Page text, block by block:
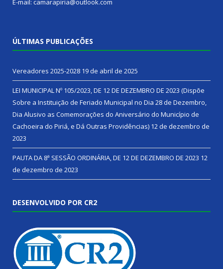
E-mail: camarapiria@outlook.com
ÚLTIMAS PUBLICAÇÕES
Vereadores 2025-2028 19 de abril de 2025
LEI MUNICIPAL Nº 105/2023, DE 12 DE DEZEMBRO DE 2023 (Dispõe
Sobre a Instituição de Feriado Municipal no Dia 28 de Dezembro,
Dia Alusivo as Comemorações do Aniversário do Município de
Cachoeira do Piriá, e Dá Outras Providências) 12 de dezembro de
2023
PAUTA DA 8ª SESSÃO ORDINÁRIA, DE 12 DE DEZEMBRO DE 2023 12
de dezembro de 2023
DESENVOLVIDO POR CR2